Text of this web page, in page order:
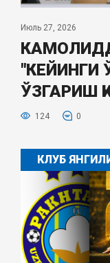
Июль 27, 2026
"КЕЙИНГИ
ЎЗГАРИШ
124 0
КЛУБ